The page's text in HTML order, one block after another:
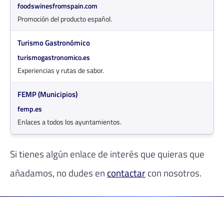
foodswinesfromspain.com
Promoción del producto español.
Turismo Gastronómico
turismogastronomico.es
Experiencias y rutas de sabor.
FEMP (Municipios)
femp.es
Enlaces a todos los ayuntamientos.
Si tienes algún enlace de interés que quieras que
añadamos, no dudes en contactarcon nosotros.